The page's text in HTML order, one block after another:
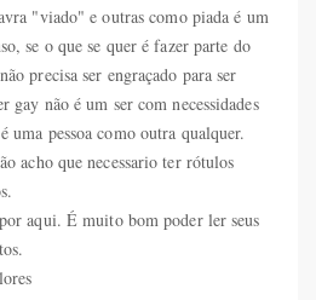
"viado" e outras como piada é um
se o que se quer é fazer parte do
precisa ser engraçado para ser
gay não é um ser com necessidades
uma pessoa como outra qualquer.
acho que necessario ter rótulos
aqui. É muito bom poder ler seus